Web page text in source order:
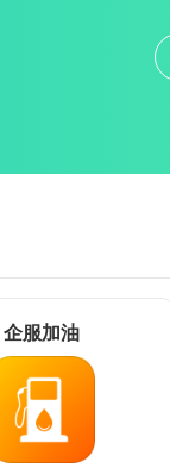
企服加油